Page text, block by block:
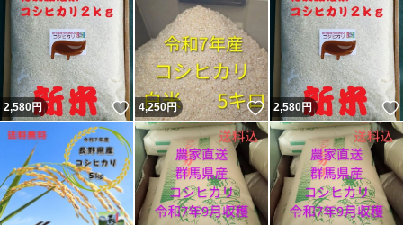
2,580円 いいね！
4,250円 いいね！
2,580円